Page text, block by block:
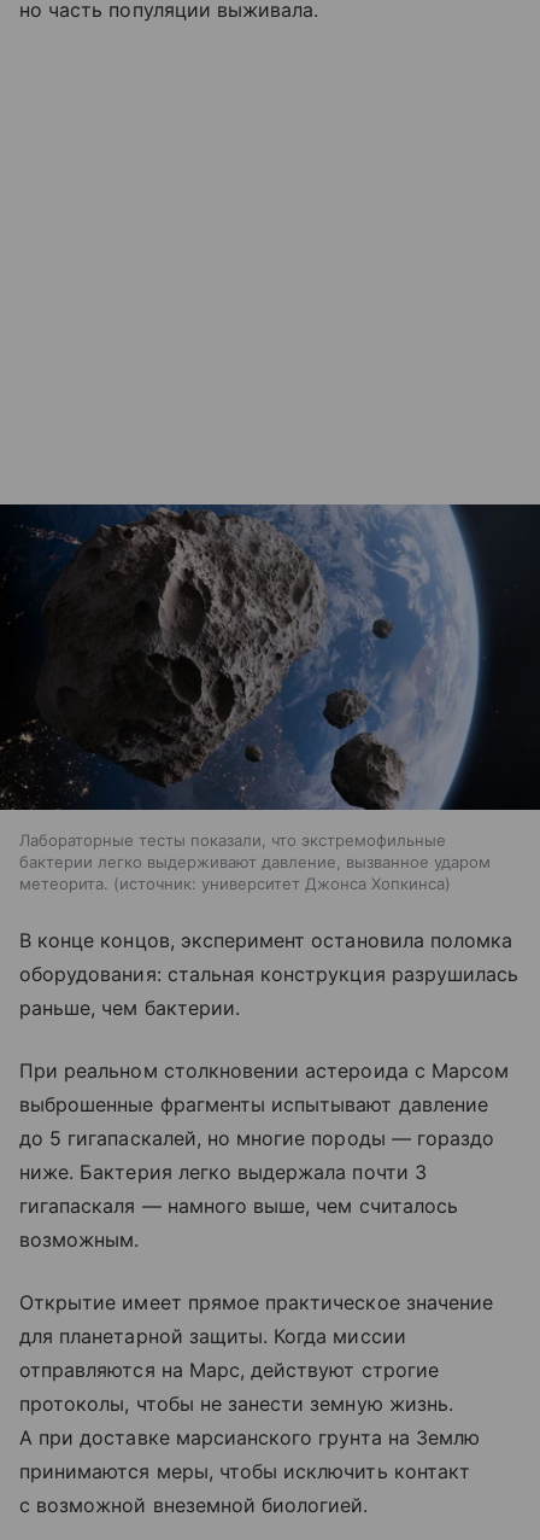
но часть популяции выживала.
Лабораторные тесты показали, что экстремофильные
бактерии легко выдерживают давление, вызванное ударом
метеорита.
источник: университет Джонса Хопкинса
В конце концов, эксперимент остановила поломка
оборудования: стальная конструкция разрушилась
раньше, чем бактерии.
При реальном столкновении астероида с Марсом
выброшенные фрагменты испытывают давление
до 5 гигапаскалей, но многие породы — гораздо
ниже. Бактерия легко выдержала почти 3
гигапаскаля — намного выше, чем считалось
возможным.
Открытие имеет прямое практическое значение
для планетарной защиты. Когда миссии
отправляются на Марс, действуют строгие
протоколы, чтобы не занести земную жизнь.
А при доставке марсианского грунта на Землю
принимаются меры, чтобы исключить контакт
с возможной внеземной биологией.